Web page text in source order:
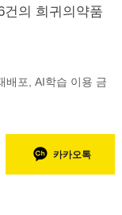
의 희귀의약품
배포, AI학습 이용 금
카카오톡